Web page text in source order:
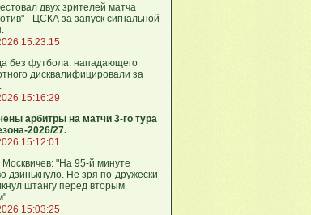
двух зрителей матча
- ЦСКА за запуск сигнальной
15:23:15
без футбола: нападающего
дисквалифицировали за
15:16:29
арбитры на матчи 3-го тура
2026/27.
15:12:01
Москвичев: "На 95‑й минуте
дзинькнуло. Не зря по‑дружески
штангу перед вторым
15:03:25